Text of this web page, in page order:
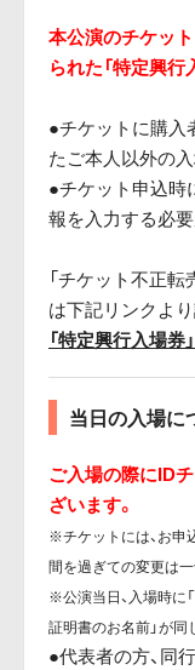
本公演のチケッ
られた「特定興行
●チケットに購入
たご本人以外の
●チケット申込時
報を入力する必要
「チケット不正転
は下記リンクよ
「特定興行入場券
当日の入場に
ご入場の際にID
ざいます。
※チケットには、お申
間を過ぎての変更は一
※公演当日、入場時に
証明書のお名前」が同
●代表者の方、同